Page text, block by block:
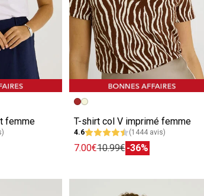
femme
Image précédente
Image suivante
T-shirt col V imprimé femme
4.6 (1444 avis)
7.00€10.99€-36%